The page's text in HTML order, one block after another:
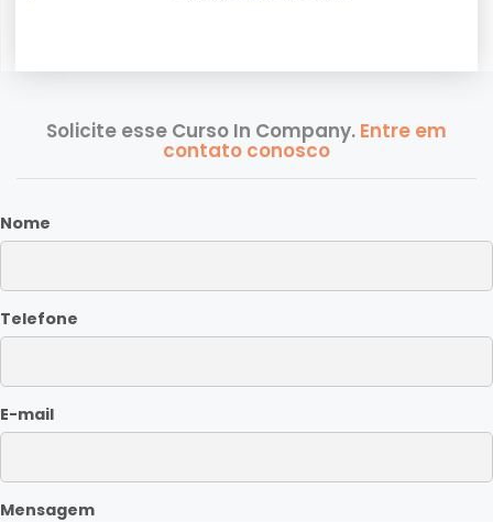
Solicite esse Curso In Company. Entre em
contato conosco
Nome
Telefone
E-mail
Mensagem